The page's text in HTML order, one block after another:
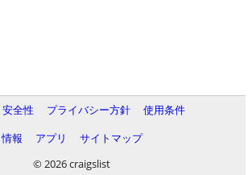
安全性 プライバシー方針
使用条件
情報
アプリ
サイトマップ
© 2026 craigslist